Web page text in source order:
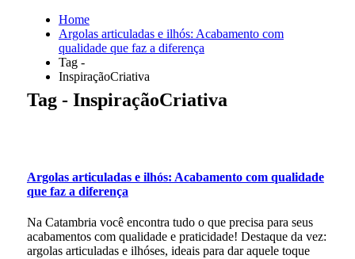
Home
Argolas articuladas e ilhós: Acabamento com
qualidade que faz a diferença
Tag -
InspiraçãoCriativa
Tag - InspiraçãoCriativa
Argolas articuladas e ilhós: Acabamento com qualidade
que faz a diferença
Na Catambria você encontra tudo o que precisa para seus
acabamentos com qualidade e praticidade! Destaque da vez:
argolas articuladas e ilhóses, ideais para dar aquele toque